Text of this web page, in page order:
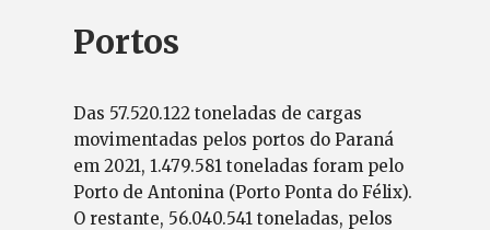
Portos
Das 57.520.122 toneladas de cargas
movimentadas pelos portos do Paraná
em 2021, 1.479.581 toneladas foram pelo
Porto de Antonina (Porto Ponta do Félix).
O restante, 56.040.541 toneladas, pelos